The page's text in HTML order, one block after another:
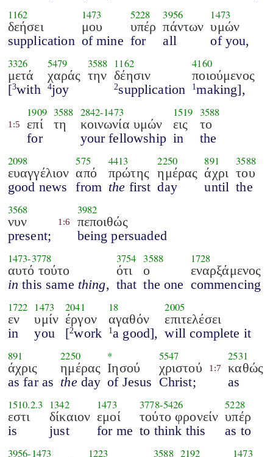
1162
δεήσει
supplication
1473
μου
of mine
5228
υπέρ
for
3956
πάντων
all
1473
υμών
of you,
3326
μετά
[3with
5479
χαράς
4joy
3588
την
1162
δέησιν
2supplication
4160
ποιούμενος
1making],
1:5
1909
επί
for
3588
τη
2842-1473
κοινωνία υμών
your fellowship
1519
εις
in
3588
το
the
2098
ευαγγέλιον
good news
575
από
from
4413
πρώτης
the first
2250
ημέρας
day
891
άχρι
until
3588
του
the
3568
νυν
present;
1:6
3982
πεποιθώς
being persuaded
1473-3778
αυτό τούτο
in this same thing,
3754
ότι
that
3588
ο
the one
1728
εναρξάμενος
commencing
1722
εν
in
1473
υμίν
you
2041
έργον
[2work
18
αγαθόν
1 a good],
2005
επιτελέσει
will complete it
891
άχρις
as far as
2250
ημέρας
theday
*
Ιησού
of Jesus
5547
χριστού
Christ;
1:7
2531
καθώς
as
1510.2.3
εστι
is
1342
δίκαιον
just
1473
εμοί
for me
3778-5426
τούτο φρονείν
to think this
5228
υπέρ
as to
3956-1473 1223 3588 2192 1473